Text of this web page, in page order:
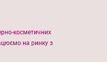
косметичних
на ринку з